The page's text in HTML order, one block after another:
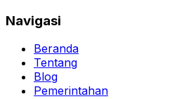
Navigasi
Beranda
Tentang
Blog
Pemerintahan